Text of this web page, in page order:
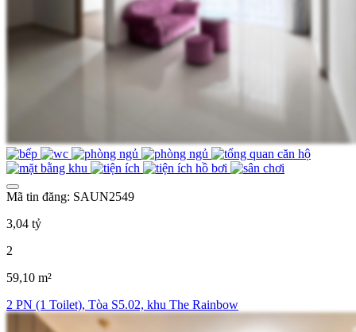
Mã tin đăng: SAUN2549
3,04 tỷ
2
59,10 m²
2 PN (1 Toilet), Tòa S5.02, khu The Rainbow